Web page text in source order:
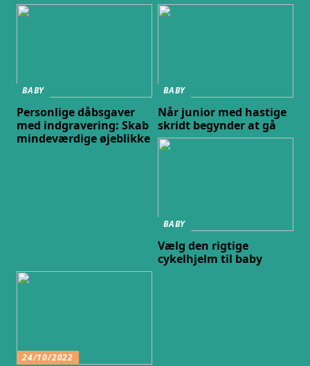
BABY
Personlige dåbsgaver
med indgravering: Skab
mindeværdige øjeblikke
BABY
Når junior med hastige
skridt begynder at gå
BABY
Vælg den rigtige
cykelhjelm til baby
24/10/2022